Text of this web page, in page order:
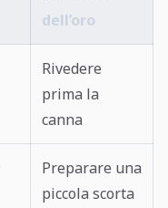
dell’oro
Rivedere
prima la
canna
Preparare una
piccola scorta